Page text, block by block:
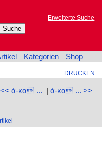
Erweiterte Suche
Kategorien Shop
DRUCKEN
<< ἀ-κα ... | ἀ-κα ... >>